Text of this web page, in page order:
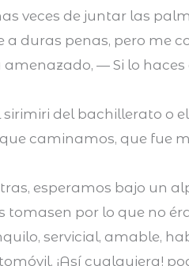
veces de juntar las
duras penas, pero me
— Si lo
del bachillerato o
caminamos, que fue
esperamos bajo un
por lo que no
servicial, amable,
¡Así cualquiera!